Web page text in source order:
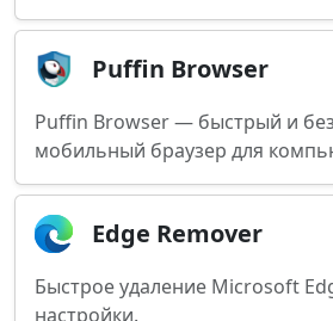
Puffin Browser
Puffin Browser — быстрый и
мобильный браузер для
Edge Remover
Быстрое удаление Microsoft
настройки.